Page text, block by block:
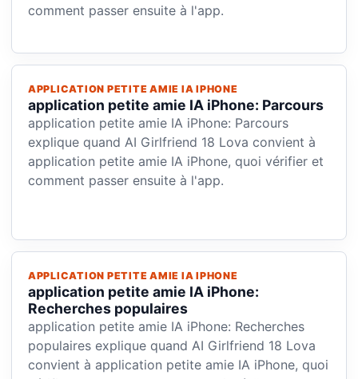
comment passer ensuite à l'app.
APPLICATION PETITE AMIE IA IPHONE
application petite amie IA iPhone: Parcours
application petite amie IA iPhone: Parcours
explique quand AI Girlfriend 18 Lova convient à
application petite amie IA iPhone, quoi vérifier et
comment passer ensuite à l'app.
APPLICATION PETITE AMIE IA IPHONE
application petite amie IA iPhone:
Recherches populaires
application petite amie IA iPhone: Recherches
populaires explique quand AI Girlfriend 18 Lova
convient à application petite amie IA iPhone, quoi